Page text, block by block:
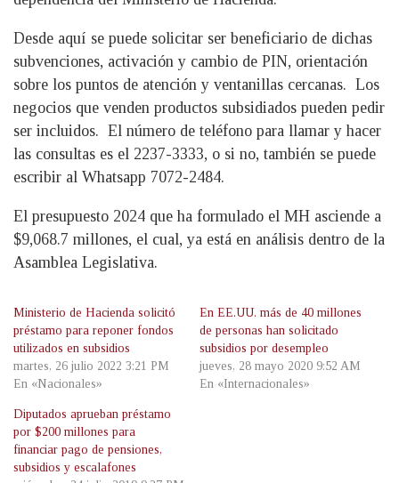
Desde aquí se puede solicitar ser beneficiario de dichas
subvenciones, activación y cambio de PIN, orientación
sobre los puntos de atención y ventanillas cercanas. Los
negocios que venden productos subsidiados pueden pedir
ser incluidos. El número de teléfono para llamar y hacer
las consultas es el 2237-3333, o si no, también se puede
escribir al Whatsapp 7072-2484.
El presupuesto 2024 que ha formulado el MH asciende a
$9,068.7 millones, el cual, ya está en análisis dentro de la
Asamblea Legislativa.
Ministerio de Hacienda solicitó
préstamo para reponer fondos
utilizados en subsidios
martes, 26 julio 2022 3:21 PM
En «Nacionales»
En EE.UU. más de 40 millones
de personas han solicitado
subsidios por desempleo
jueves, 28 mayo 2020 9:52 AM
En «Internacionales»
Diputados aprueban préstamo
por $200 millones para
financiar pago de pensiones,
subsidios y escalafones